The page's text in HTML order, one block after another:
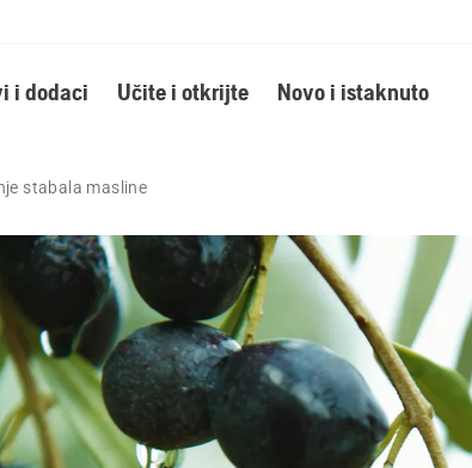
i dodaci Učite i otkrijte Novo i istaknuto
stabala masline